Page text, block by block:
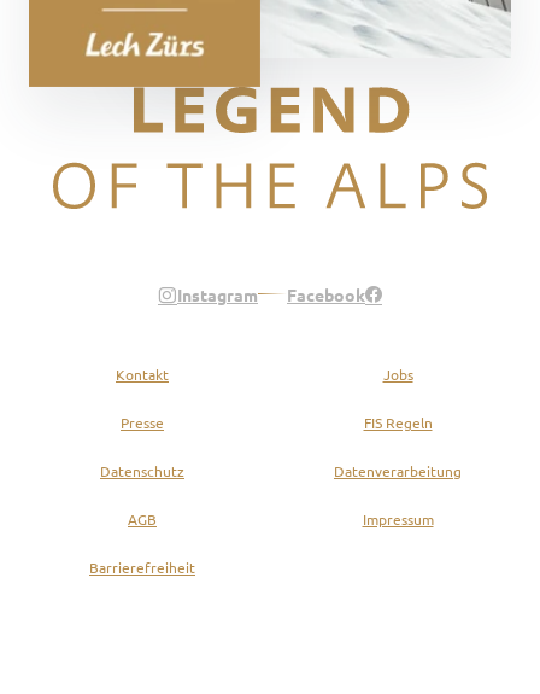
Instagram Facebook
Kontakt Jobs
Presse FIS Regeln
Datenschutz Datenverarbeitung
AGB Impressum
Barrierefreiheit